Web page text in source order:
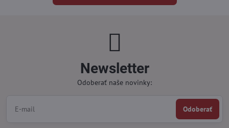
Newsletter
Odoberať naše novinky:
Odoberať